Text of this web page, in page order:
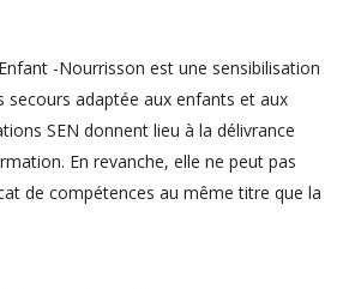
-Nourrisson est une sensibilisation
secours adaptée aux enfants et aux
SEN donnent lieu à la délivrance
En revanche, elle ne peut pas
de compétences au même titre que la